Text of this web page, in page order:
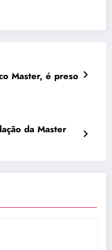
Master, é preso
da Master